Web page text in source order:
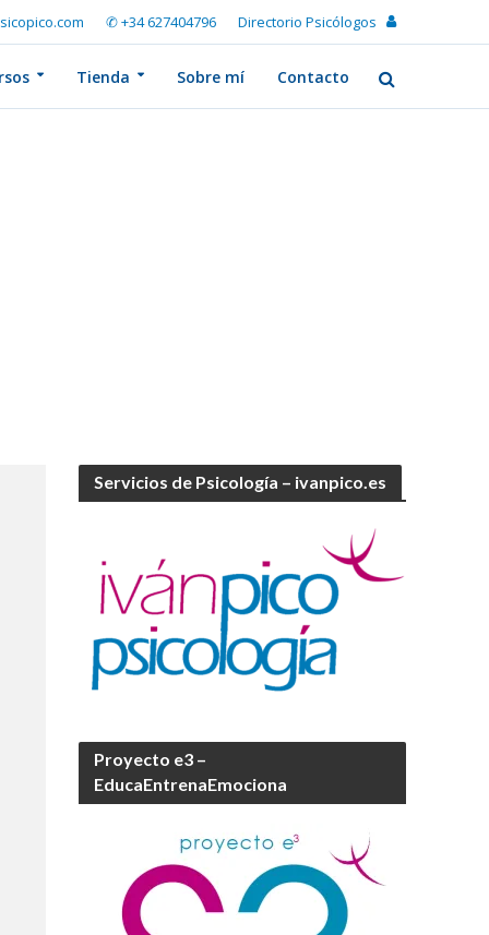
✆ +34 627404796 Directorio Psicólogos
Tienda Sobre mí Contacto
Servicios de Psicología – ivanpico.es
Proyecto e3 –
EducaEntrenaEmociona